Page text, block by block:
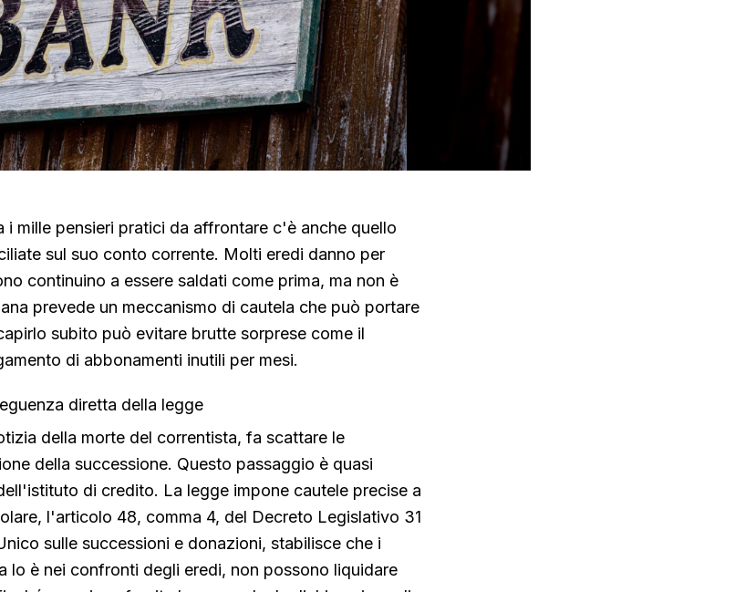
i mille pensieri pratici da affrontare c'è anche quello
sul suo conto corrente. Molti eredi danno per
continuino a essere saldati come prima, ma non è
prevede un meccanismo di cautela che può portare
subito può evitare brutte sorprese come il
di abbonamenti inutili per mesi.
diretta della legge
della morte del correntista, fa scattare le
della successione. Questo passaggio è quasi
di credito. La legge impone cautele precise a
l'articolo 48, comma 4, del Decreto Legislativo 31
sulle successioni e donazioni, stabilisce che i
lo è nei confronti degli eredi, non possono liquidare